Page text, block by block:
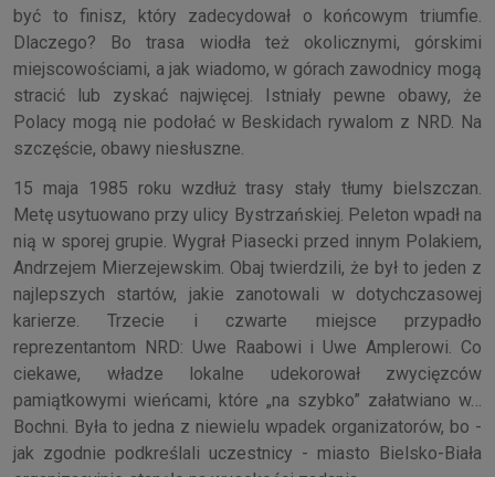
być to finisz, który zadecydował o końcowym triumfie.
Dlaczego? Bo trasa wiodła też okolicznymi, górskimi
miejscowościami, a jak wiadomo, w górach zawodnicy mogą
stracić lub zyskać najwięcej. Istniały pewne obawy, że
Polacy mogą nie podołać w Beskidach rywalom z NRD. Na
szczęście, obawy niesłuszne.
15 maja 1985 roku wzdłuż trasy stały tłumy bielszczan.
Metę usytuowano przy ulicy Bystrzańskiej. Peleton wpadł na
nią w sporej grupie. Wygrał Piasecki przed innym Polakiem,
Andrzejem Mierzejewskim. Obaj twierdzili, że był to jeden z
najlepszych startów, jakie zanotowali w dotychczasowej
karierze. Trzecie i czwarte miejsce przypadło
reprezentantom NRD: Uwe Raabowi i Uwe Amplerowi. Co
ciekawe, władze lokalne udekorował zwycięzców
pamiątkowymi wieńcami, które „na szybko” załatwiano w…
Bochni. Była to jedna z niewielu wpadek organizatorów, bo -
jak zgodnie podkreślali uczestnicy - miasto Bielsko-Biała